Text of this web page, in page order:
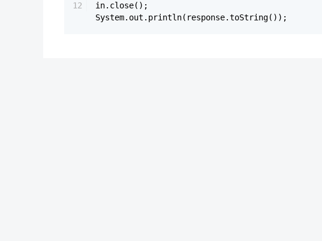
12
in.close();
System.out.println(response.toString());